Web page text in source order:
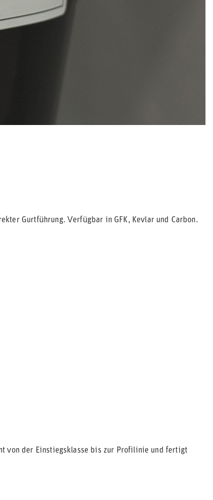
Gurtführung. Verfügbar in GFK, Kevlar und Carbon.
von der Einstiegsklasse bis zur Profilinie und fertigt